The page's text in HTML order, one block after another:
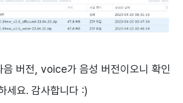
버전, voice가 음성 버전이오니 확인
세요. 감사합니다 :)